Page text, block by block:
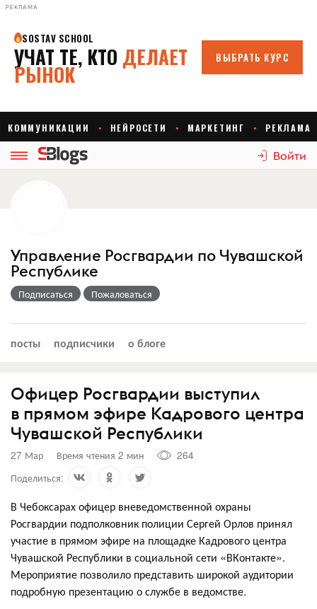
РЕКЛАМА
Войти
Управление Росгвардии по Чувашской
Республике
Подписаться Пожаловаться
посты подписчики о блоге
Офицер Росгвардии выступил
в прямом эфире Кадрового центра
Чувашской Республики
27 Мар Время чтения 2 мин
264
Поделиться:
В Чебоксарах офицер вневедомственной охраны
Росгвардии подполковник полиции Сергей Орлов принял
участие в прямом эфире на площадке Кадрового центра
Чувашской Республики в социальной сети «ВКонтакте».
Мероприятие позволило представить широкой аудитории
подробную презентацию о службе в ведомстве.